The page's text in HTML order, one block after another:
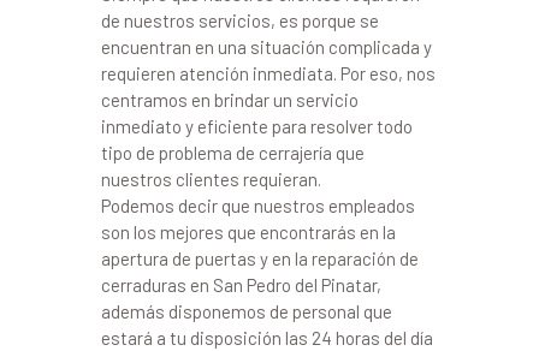
de nuestros servicios, es porque se
encuentran en una situación complicada y
requieren atención inmediata. Por eso, nos
centramos en brindar un servicio
inmediato y eficiente para resolver todo
tipo de problema de cerrajería que
nuestros clientes requieran.
Podemos decir que nuestros empleados
son los mejores que encontrarás en la
apertura de puertas y en la reparación de
cerraduras en San Pedro del Pinatar,
además disponemos de personal que
estará a tu disposición las 24 horas del día